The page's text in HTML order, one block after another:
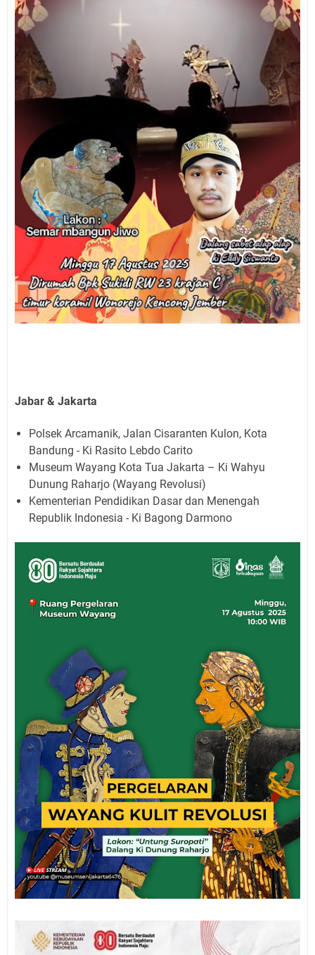
Jabar & Jakarta
Polsek Arcamanik, Jalan Cisaranten Kulon, Kota
Bandung - Ki Rasito Lebdo Carito
Museum Wayang Kota Tua Jakarta – Ki Wahyu
Dunung Raharjo (Wayang Revolusi)
Kementerian Pendidikan Dasar dan Menengah
Republik Indonesia - Ki Bagong Darmono